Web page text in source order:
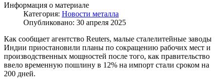
Информация о материале
Категория: Новости металла
Опубликовано: 30 апреля 2025
Как сообщает агентство Reuters, малые сталелитейные заводы
Индии приостановили планы по сокращению рабочих мест и
производственных мощностей после того, как правительство
ввело временную пошлину в 12% на импорт стали сроком на
200 дней.